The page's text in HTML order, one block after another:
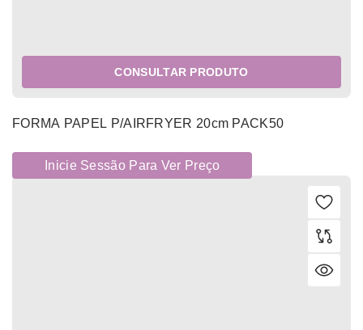
CONSULTAR PRODUTO
FORMA PAPEL P/AIRFRYER 20cm PACK50
Inicie Sessão Para Ver Preço